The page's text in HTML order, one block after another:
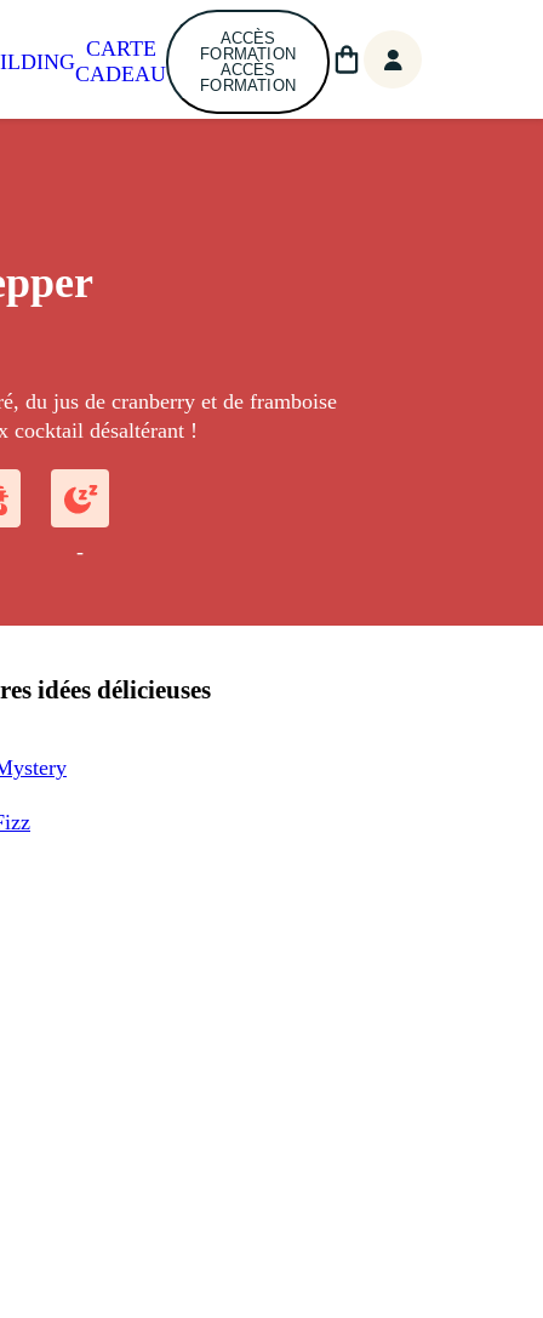
CARTE
CADEAU
ACCÈS
FORMATION
ACCÈS
FORMATION
du jus de cranberry et de framboise
cocktail désaltérant !
-
idées délicieuses